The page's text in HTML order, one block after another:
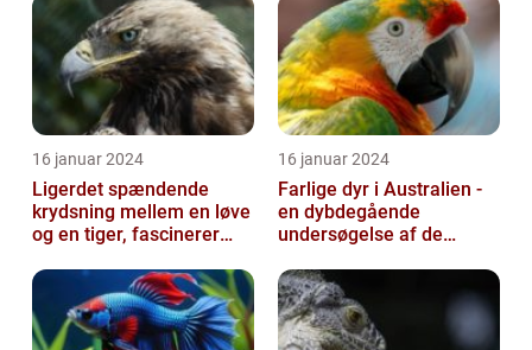
16 januar 2024
Ligerdet spændende
krydsning mellem en løve
og en tiger, fascinerer
verden
16 januar 2024
Farlige dyr i Australien -
en dybdegående
undersøgelse af de